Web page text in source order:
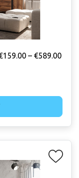
159.00 – €589.00